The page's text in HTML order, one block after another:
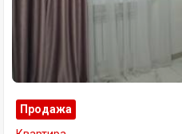
Продажа